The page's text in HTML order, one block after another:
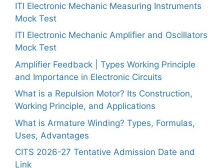
ITI Electronic Mechanic Measuring Instruments
Mock Test
ITI Electronic Mechanic Amplifier and Oscillators
Mock Test
Amplifier Feedback | Types Working Principle
and Importance in Electronic Circuits
What is a Repulsion Motor? Its Construction,
Working Principle, and Applications
What is Armature Winding? Types, Formulas,
Uses, Advantages
CITS 2026-27 Tentative Admission Date and
Link